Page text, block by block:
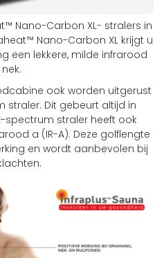
Nano-Carbon XL- stralers in
Nano-Carbon XL krijgt u
een lekkere, milde infrarood
ook worden uitgerust
straler. Dit gebeurt altijd in
spectrum straler heeft ook
a (IR-A). Deze golflengte
en wordt aanbevolen bij